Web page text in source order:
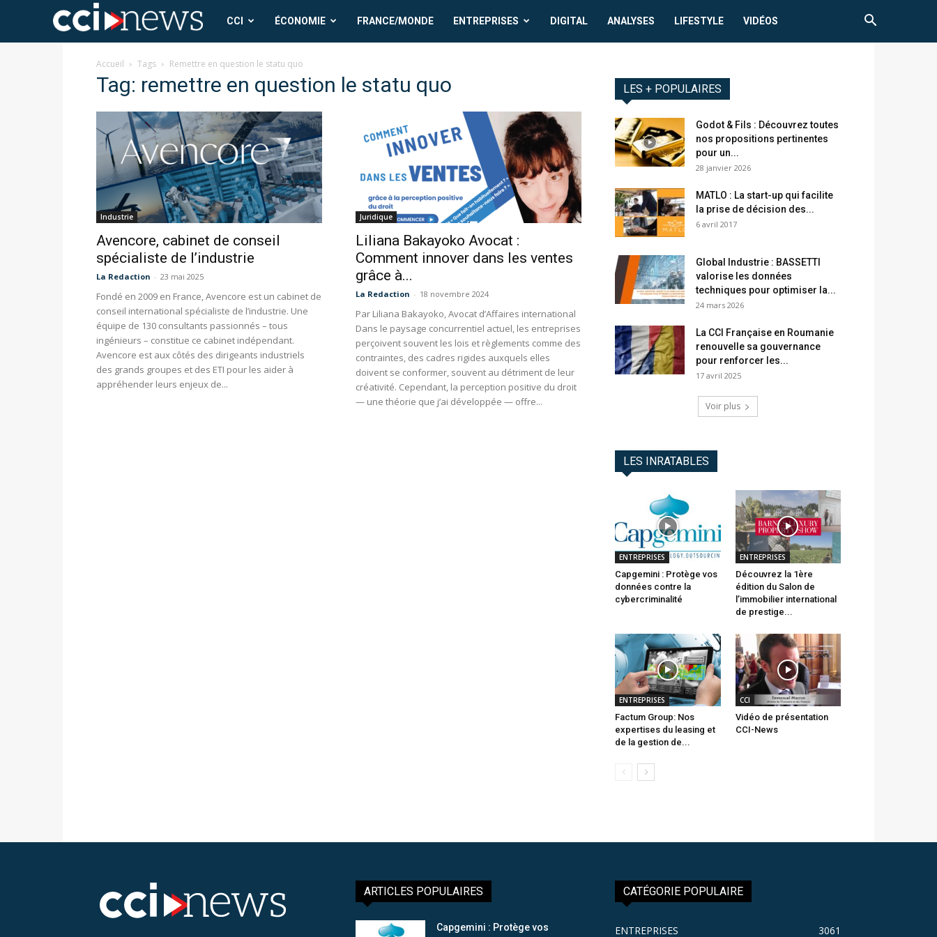
CCI
News
CCI ÉCONOMIE FRANCE/MONDE ENTREPRISES DIGITAL ANALYSES LIFESTYLE VIDÉOS
Accueil Tags Remettre en question le statu quo
Tag: remettre en question le statu quo
Industrie
Avencore, cabinet de conseil
spécialiste de l’industrie
La Redaction - 23 mai 2025
Fondé en 2009 en France, Avencore est un cabinet de
conseil international spécialiste de l’industrie. Une
équipe de 130 consultants passionnés – tous
ingénieurs – constitue ce cabinet indépendant.
Avencore est aux côtés des dirigeants industriels
des grands groupes et des ETI pour les aider à
appréhender leurs enjeux de...
Juridique
Liliana Bakayoko Avocat :
Comment innover dans les ventes
grâce à...
La Redaction - 18 novembre 2024
Par Liliana Bakayoko, Avocat d’Affaires international
Dans le paysage concurrentiel actuel, les entreprises
perçoivent souvent les lois et règlements comme des
contraintes, des cadres rigides auxquels elles
doivent se conformer, souvent au détriment de leur
créativité. Cependant, la perception positive du droit
— une théorie que j’ai développée — offre...
LES + POPULAIRES
Godot & Fils : Découvrez toutes
nos propositions pertinentes
pour un...
28 janvier 2026
MATLO : La start-up qui facilite
la prise de décision des...
6 avril 2017
Global Industrie : BASSETTI
valorise les données
techniques pour optimiser la...
24 mars 2026
La CCI Française en Roumanie
renouvelle sa gouvernance
pour renforcer les...
17 avril 2025
Voir plus
LES INRATABLES
ENTREPRISES
Capgemini : Protège vos
données contre la
cybercriminalité
ENTREPRISES
Découvrez la 1ère
édition du Salon de
l’immobilier international
de prestige...
ENTREPRISES
Factum Group: Nos
expertises du leasing et
de la gestion de...
CCI
Vidéo de présentation
CCI-News
ARTICLES POPULAIRES
Capgemini : Protège vos
CATÉGORIE POPULAIRE
ENTREPRISES 3061